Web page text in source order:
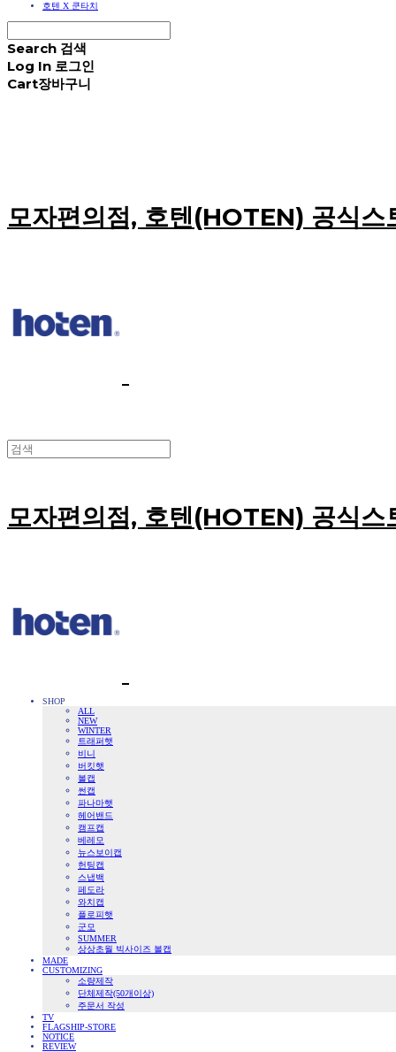
호텐 X 쿤타치
Search 검색
Log In 로그인
Cart장바구니
모자편의점, 호텐(HOTEN) 공식스
모자편의점, 호텐(HOTEN) 공식스
SHOP
ALL
NEW
WINTER
트래퍼햇
비니
버킷햇
볼캡
썬캡
파나마햇
헤어밴드
캠프캡
베레모
뉴스보이캡
헌팅캡
스냅백
페도라
와치캡
플로피햇
군모
SUMMER
상상초월 빅사이즈 볼캡
MADE
CUSTOMIZING
소량제작
단체제작(50개이상)
주문서 작성
TV
FLAGSHIP-STORE
NOTICE
REVIEW